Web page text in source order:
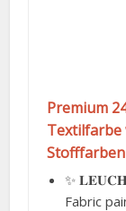
Premium
Textilfarbe
Stofffarben
✨
Fabric